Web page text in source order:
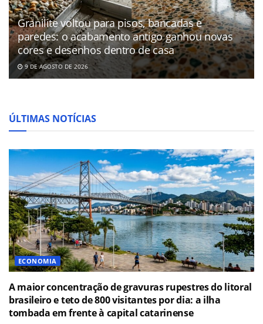
Granilite voltou para pisos, bancadas e
paredes: o acabamento antigo ganhou novas
cores e desenhos dentro de casa
9 DE AGOSTO DE 2026
ÚLTIMAS NOTÍCIAS
ECONOMIA
A maior concentração de gravuras rupestres do litoral
brasileiro e teto de 800 visitantes por dia: a ilha
tombada em frente à capital catarinense